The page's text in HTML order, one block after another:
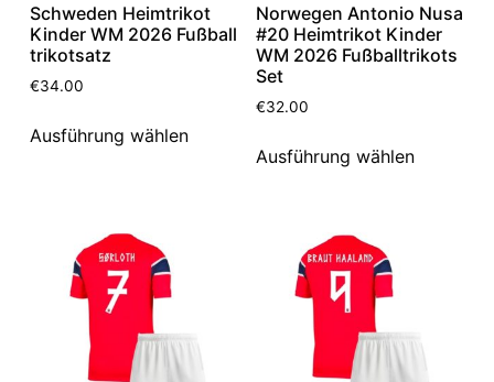
Schweden Heimtrikot
Kinder WM 2026 Fußball
trikotsatz
€34.00
Ausführung wählen
Norwegen Antonio Nusa
#20 Heimtrikot Kinder
WM 2026 Fußballtrikots
Set
€32.00
Ausführung wählen